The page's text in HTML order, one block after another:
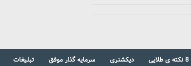
8 نکته ی طلایی دیکشنری سرمایه گذار موفق تبلیغات